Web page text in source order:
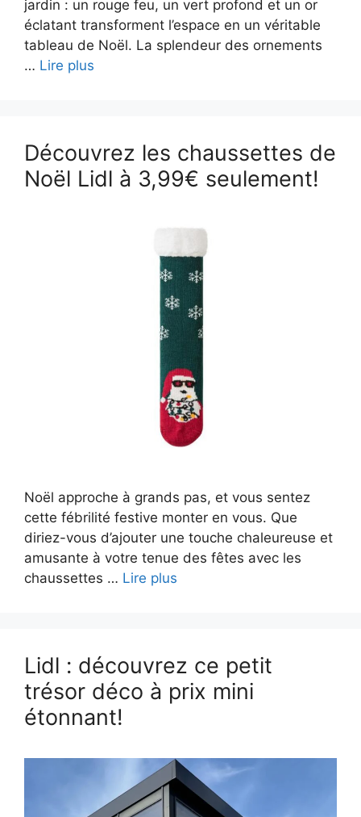
jardin : un rouge feu, un vert profond et un or
éclatant transforment l’espace en un véritable
tableau de Noël. La splendeur des ornements
… Lire plus
Découvrez les chaussettes de
Noël Lidl à 3,99€ seulement!
Noël approche à grands pas, et vous sentez
cette fébrilité festive monter en vous. Que
diriez-vous d’ajouter une touche chaleureuse et
amusante à votre tenue des fêtes avec les
chaussettes … Lire plus
Lidl : découvrez ce petit
trésor déco à prix mini
étonnant!